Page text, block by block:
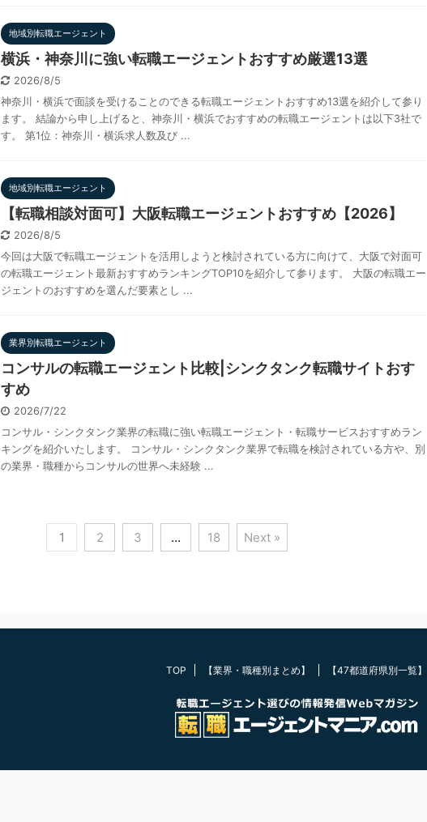
地域別転職エージェント
横浜・神奈川に強い転職エージェントおすすめ厳選13選
2026/8/5
神奈川・横浜で面談を受けることのできる転職エージェントおすすめ13選を紹介して参り
ます。 結論から申し上げると、神奈川・横浜でおすすめの転職エージェントは以下3社で
す。 第1位：神奈川・横浜求人数及び ...
地域別転職エージェント
【転職相談対面可】大阪転職エージェントおすすめ【2026】
2026/8/5
今回は大阪で転職エージェントを活用しようと検討されている方に向けて、大阪で対面可
の転職エージェント最新おすすめランキングTOP10を紹介して参ります。 大阪の転職エー
ジェントのおすすめを選んだ要素とし ...
業界別転職エージェント
コンサルの転職エージェント比較|シンクタンク転職サイトおす
すめ
2026/7/22
コンサル・シンクタンク業界の転職に強い転職エージェント・転職サービスおすすめラン
キングを紹介いたします。 コンサル・シンクタンク業界で転職を検討されている方や、別
の業界・職種からコンサルの世界へ未経験 ...
1 2 3 … 18 Next »
TOP 【業界・職種別まとめ】 【47都道府県別一覧】